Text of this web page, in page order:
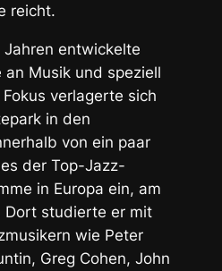
reicht.
Jahren entwickelte
Musik und speziell
verlagerte sich
in den
von ein paar
der Top-Jazz-
in Europa ein, am
Dort studierte er mit
wie Peter
Greg Cohen, John